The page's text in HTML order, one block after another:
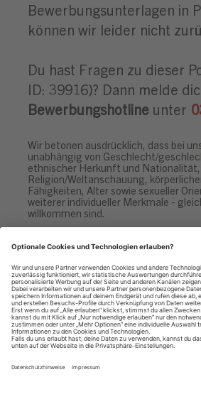
Bewerbungsunterlagen in
können wir leider nicht
Du hast Fragen zu dieser
ID: 39916)? Dann melde
Bewerbungshotline unter
Wir betonen ausdrücklich, dass bei
unabhängig von Geschlecht/
ethnischer Herkunft und
Religion/Weltanschauung,
Fähigkeiten, Alter sowie sexueller
weiterer individueller Merkmale -
willkommen sind.
Impressum